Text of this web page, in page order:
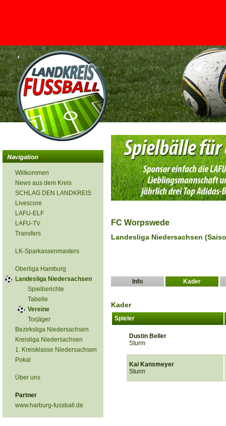
<
Willkommen
News aus dem Kreis
SCHLAG DEN LANDKREIS
Livescore
LAFU-ELF
LAFU-TV
Transfers
LK-Sparkassenmasters
Oberliga Hamburg
Landesliga Niedersachsen
Spielberichte
Tabelle
Vereine
Torjäger
Bezirksliga Niedersachsen
Kreisliga Niedersachsen
1. Kreisklasse Niedersachsen
Pokal
Über uns
Partner
www.harburg-fussball.de
FC Worpswede
Landesliga Niedersachsen
Info Kader
Kader
Spieler
Dustin Beller
Sturm
Kai Kansmeyer
Sturm